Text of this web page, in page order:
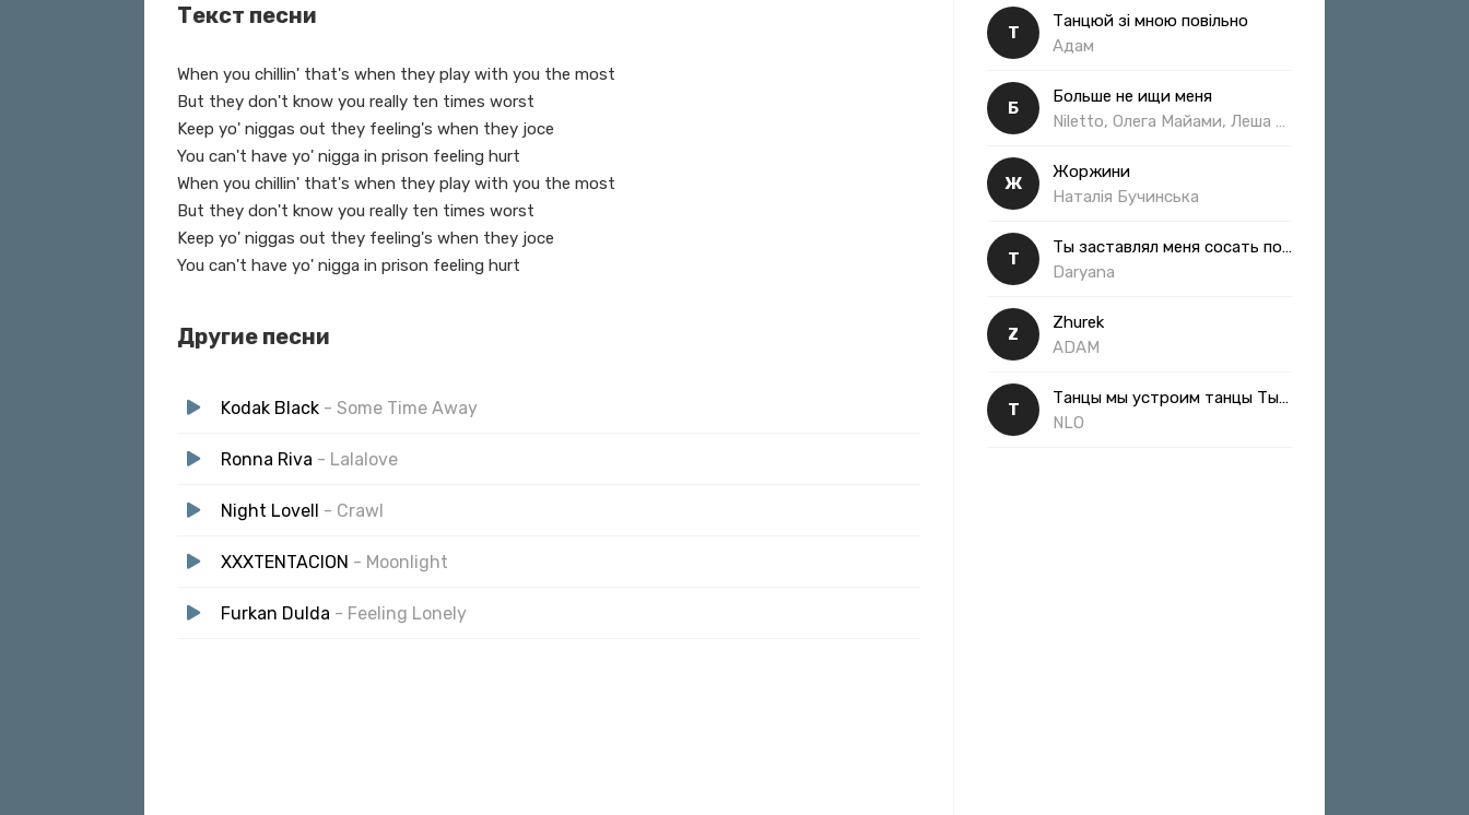
Текст песни
When you chillin' that's when they play with you the most
But they don't know you really ten times worst
Keep yo' niggas out they feeling's when they joce
You can't have yo' nigga in prison feeling hurt
When you chillin' that's when they play with you the most
But they don't know you really ten times worst
Keep yo' niggas out they feeling's when they joce
You can't have yo' nigga in prison feeling hurt
Другие песни
Kodak Black - Some Time Away
Ronna Riva - Lalalove
Night Lovell - Crawl
XXXTENTACION - Moonlight
Furkan Dulda - Feeling Lonely
Т
Танцюй зі мною повільно
Адам
Б
Больше не ищи меня
Ж
Жоржини
Наталія Бучинська
Т
Ты заставлял меня сосать полная
Daryana
Z
Zhurek
ADAM
Т
Танцы мы устроим танцы Ты такая классная
NLO